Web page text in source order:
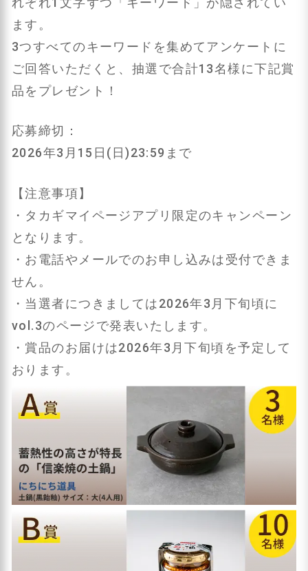
ます。
3つすべてのキーワードを集めてアンケートに
ご回答いただくと、抽選で合計13名様に下記賞
品をプレゼント！
応募締切：
2026年3月15日(日)23:59まで
【注意事項】
・タカギマイページアプリ限定のキャンペーン
となります。
・お電話やメールでのお申し込みは受付できま
せん。
・当選者につきましては2026年3月下旬頃に
vol.3のページで発表いたします。
・賞品のお届けは2026年3月下旬頃を予定して
おります。